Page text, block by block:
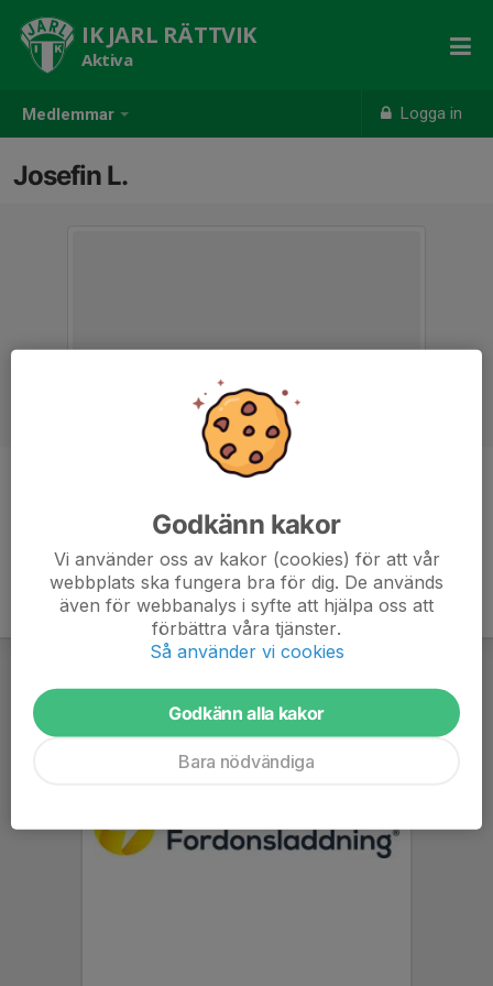
Medlemmar Logga in
IK JARL RÄTTVIK
Aktiva
Josefin L.
Godkänn kakor
Vi använder oss av kakor (cookies) för att vår
webbplats ska fungera bra för dig. De används
även för webbanalys i syfte att hjälpa oss att
förbättra våra tjänster.
Så använder vi cookies
Godkänn alla kakor
Bara nödvändiga